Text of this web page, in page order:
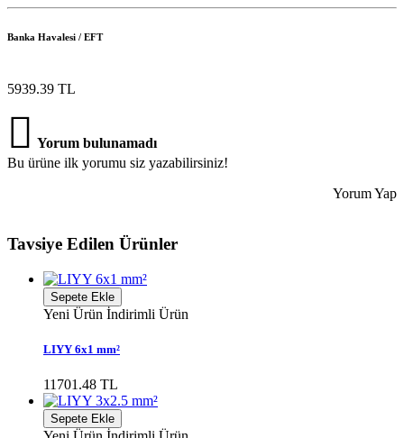
Banka Havalesi / EFT
5939.39 TL
Yorum bulunamadı
Bu ürüne ilk yorumu siz yazabilirsiniz!
Yorum Yap
Tavsiye Edilen Ürünler
Sepete Ekle
Yeni Ürün İndirimli Ürün
LIYY 6x1 mm²
11701.48 TL
Sepete Ekle